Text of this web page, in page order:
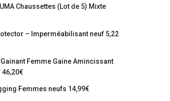
Chaussettes (Lot de 5) Mixte
– Imperméabilisant neuf 5,22
Gainant Femme Gaine Amincissant
46,20€
Femmes neufs 14,99€